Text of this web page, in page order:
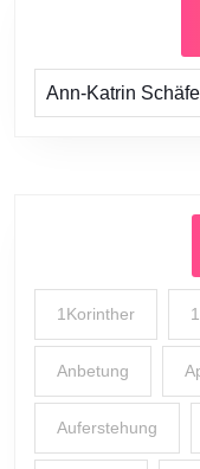
Prediger
1Korinther
Anbetung
Auferstehung